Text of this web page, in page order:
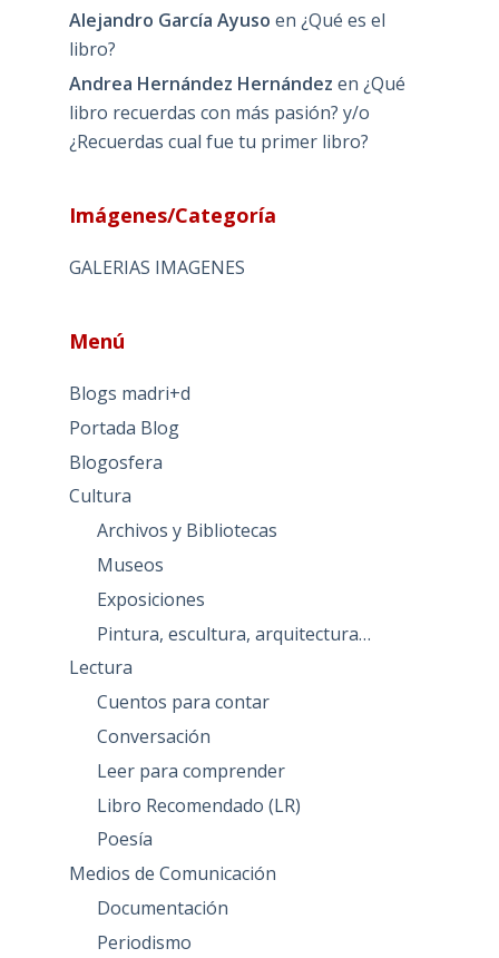
Alejandro García Ayuso en ¿Qué es el
libro?
Andrea Hernández Hernández en ¿Qué
libro recuerdas con más pasión? y/o
¿Recuerdas cual fue tu primer libro?
Imágenes/Categoría
GALERIAS IMAGENES
Menú
Blogs madri+d
Portada Blog
Blogosfera
Cultura
Archivos y Bibliotecas
Museos
Exposiciones
Pintura, escultura, arquitectura…
Lectura
Cuentos para contar
Conversación
Leer para comprender
Libro Recomendado (LR)
Poesía
Medios de Comunicación
Documentación
Periodismo